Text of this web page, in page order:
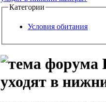
Категории
Условия обитания
уходят в